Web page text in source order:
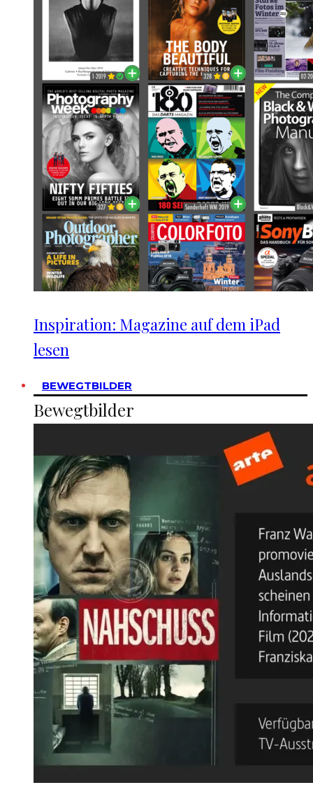
Inspiration: Magazine auf dem iPad
lesen
BEWEGTBILDER
Bewegtbilder